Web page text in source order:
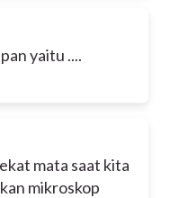
yaitu ....
mata saat kita
mikroskop